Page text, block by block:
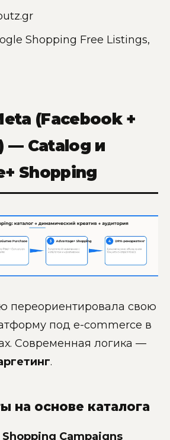
Shopping Free Listings,
(Facebook +
— Catalog и
Shopping
переориентировала свою
под e-commerce в
Современная логика —
.
на основе каталога
Campaigns